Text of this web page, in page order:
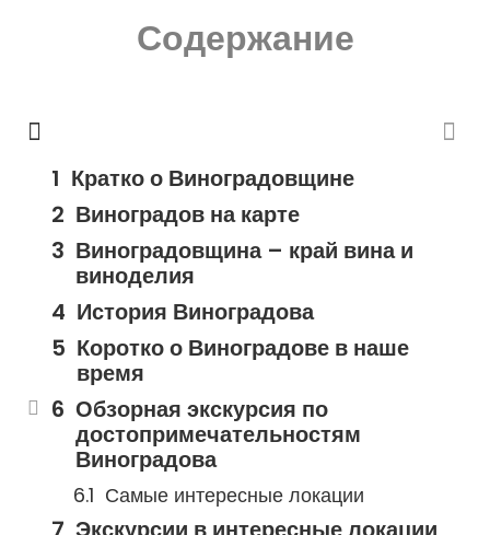
Содержание
Кратко о Виноградовщине
Виноградов на карте
Виноградовщина – край вина и
виноделия
История Виноградова
Коротко о Виноградове в наше
время
Обзорная экскурсия по
достопримечательностям
Виноградова
Самые интересные локации